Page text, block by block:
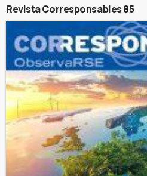
Revista Corresponsables 85